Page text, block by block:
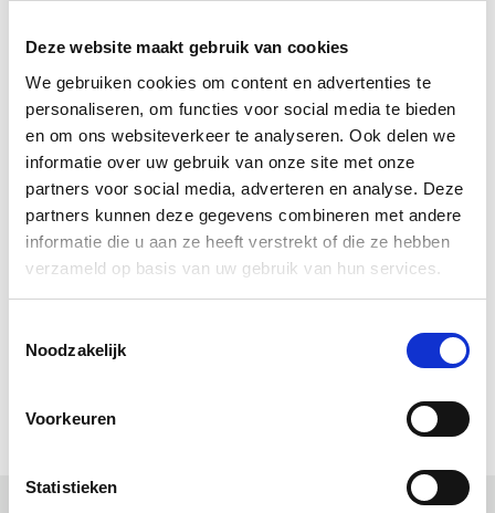
Deze website maakt gebruik van cookies
We gebruiken cookies om content en advertenties te
personaliseren, om functies voor social media te bieden
en om ons websiteverkeer te analyseren. Ook delen we
informatie over uw gebruik van onze site met onze
partners voor social media, adverteren en analyse. Deze
partners kunnen deze gegevens combineren met andere
informatie die u aan ze heeft verstrekt of die ze hebben
verzameld op basis van uw gebruik van hun services.
Noodzakelijk
Voorkeuren
Statistieken
Na aanbrengen is deCokerije werkbladolie binnen
enkele uren droog. Het duurt echter circa 3 weken
voor de olie zijn maximale sterkte heeft bereikt. Wees
dus gedurende deze eerste 3 weken extra voorzichtig
met water en zuren om de olie de kans te geven
volledig door te harden.
Bekijk onze overige producten van deCokerije
Bekijk ook onze andere
Huis, Boot, Transparant
Downloads